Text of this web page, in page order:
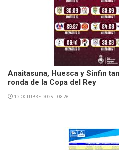
Anaitasuna, Huesca y Sinfin
ronda de la Copa del Rey
12 OCTUBRE 2023 | 08:26